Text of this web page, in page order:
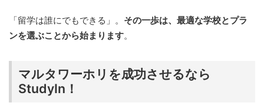
「留学は誰にでもできる」。 その一歩は、最適な学校とプラ
ンを選ぶことから始まります。
マルタワーホリを成功させるなら
StudyIn！